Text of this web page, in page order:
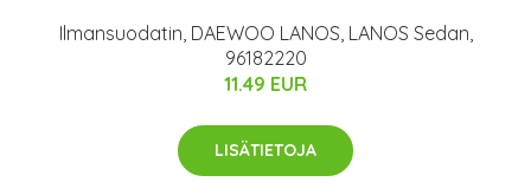
Ilmansuodatin, DAEWOO LANOS, LANOS Sedan,
96182220
11.49 EUR
LISÄTIETOJA